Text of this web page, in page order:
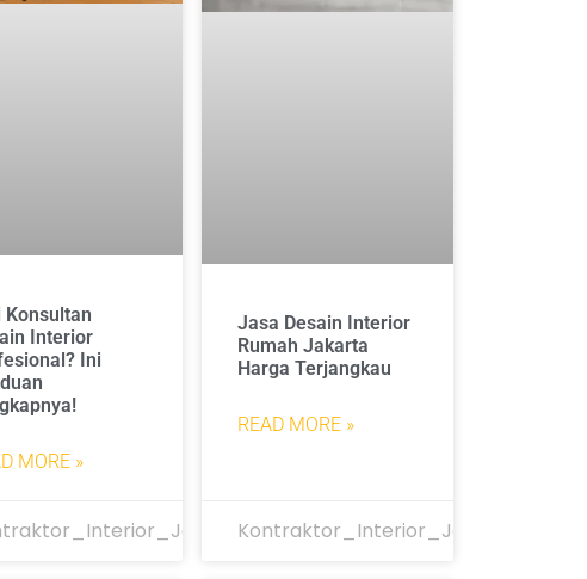
Konsultan
Interior
Ini
MORE »
Jasa Desain Interior
Rumah Jakarta
Harga Terjangkau
READ MORE »
Kontraktor_Interior_Jakarta